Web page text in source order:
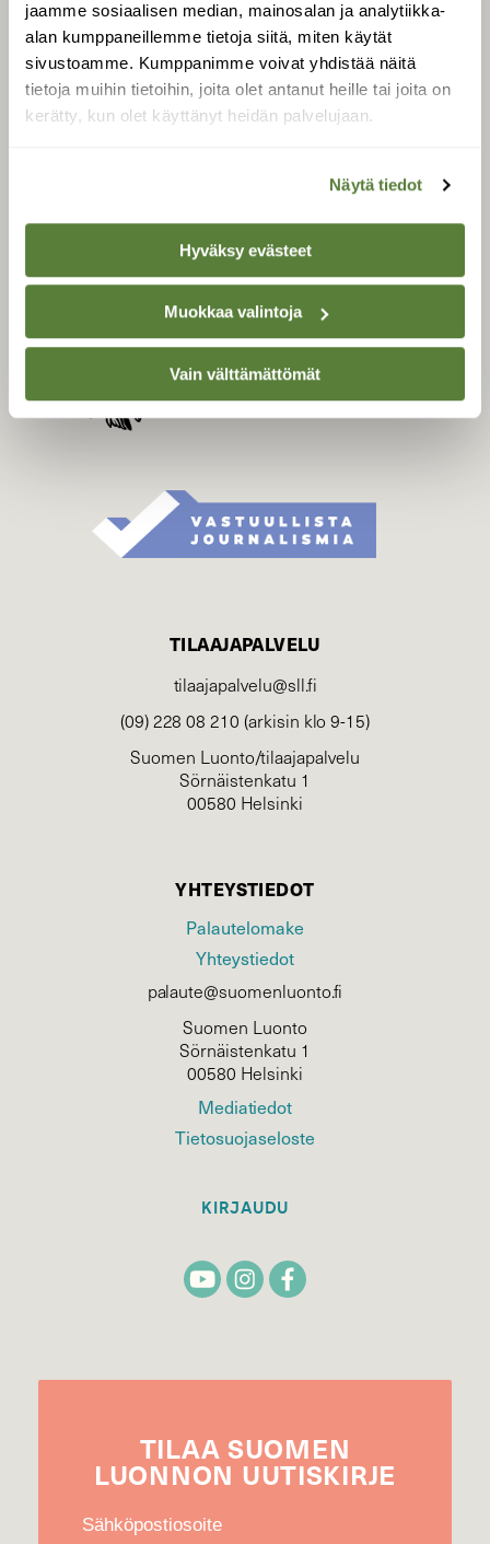
jaamme sosiaalisen median, mainosalan ja analytiikka-
alan kumppaneillemme tietoja siitä, miten käytät
sivustoamme. Kumppanimme voivat yhdistää näitä
tietoja muihin tietoihin, joita olet antanut heille tai joita on
kerätty, kun olet käyttänyt heidän palvelujaan.
Näytä tiedot
Hyväksy evästeet
Muokkaa valintoja
Vain välttämättömät
Uusin lehti
Tilaa Suomen Luonto
Tilaa digilukuoikeus
Äänestä parasta juttua
SUOMEN LUONNON­
Suomen Luonto -lehden
kustantaja onSuomen
luonnonsuojelu­liitto.
TILAAJAPALVELU
tilaajapalvelu@sll.fi
(09) 228 08 210 (arkisin klo 9-15)
Suomen Luonto/tilaajapalvelu
Sörnäistenkatu 1
00580 Helsinki
YHTEYSTIEDOT
Palautelomake
Yhteystiedot
palaute@suomenluonto.fi
Suomen Luonto
Sörnäistenkatu 1
00580 Helsinki
Mediatiedot
Tietosuojaseloste
KIRJAUDU
TILAA SUOMEN
LUONNON UUTIS­KIRJE
Sähköpostiosoite